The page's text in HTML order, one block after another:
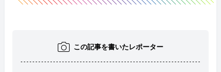
この記事を書いたレポーター